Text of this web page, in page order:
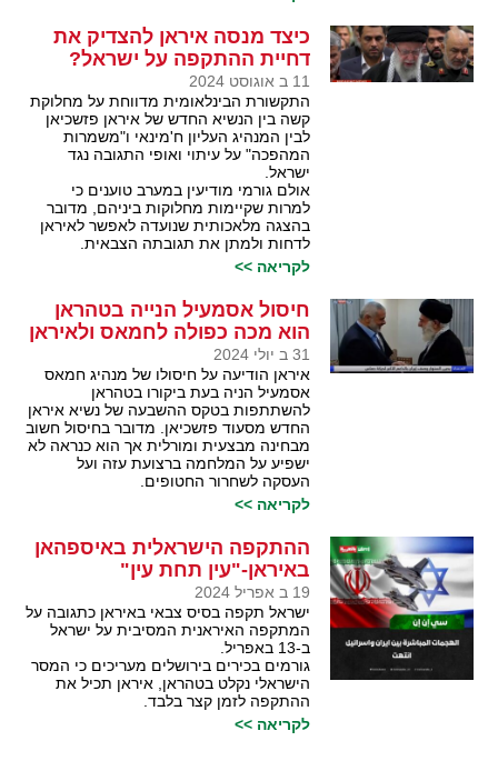
כיצד מנסה איראן להצדיק את
דחיית ההתקפה על ישראל?
11 ב אוגוסט 2024
התקשורת הבינלאומית מדווחת על מחלוקת
קשה בין הנשיא החדש של איראן פזשכיאן
לבין המנהיג העליון ח'מינאי ו"משמרות
המהפכה" על עיתוי ואופי התגובה נגד
ישראל.
אולם גורמי מודיעין במערב טוענים כי
למרות שקיימות מחלוקות ביניהם, מדובר
בהצגה מלאכותית שנועדה לאפשר לאיראן
לדחות ולמתן את תגובתה הצבאית.
לקריאה >>
חיסול אסמעיל הנייה בטהראן
הוא מכה כפולה לחמאס ולאיראן
31 ב יולי 2024
איראן הודיעה על חיסולו של מנהיג חמאס
אסמעיל הניה בעת ביקורו בטהראן
להשתתפות בטקס ההשבעה של נשיא איראן
החדש מסעוד פזשכיאן. מדובר בחיסול חשוב
מבחינה מבצעית ומורלית אך הוא כנראה לא
ישפיע על המלחמה ברצועת עזה ועל
העסקה לשחרור החטופים.
לקריאה >>
ההתקפה הישראלית באיספהאן
באיראן-"עין תחת עין"
19 ב אפריל 2024
ישראל תקפה בסיס צבאי באיראן כתגובה על
המתקפה האיראנית המסיבית על ישראל
ב-13 באפריל.
גורמים בכירים בירושלים מעריכים כי המסר
הישראלי נקלט בטהראן, איראן תכיל את
ההתקפה לזמן קצר בלבד.
לקריאה >>